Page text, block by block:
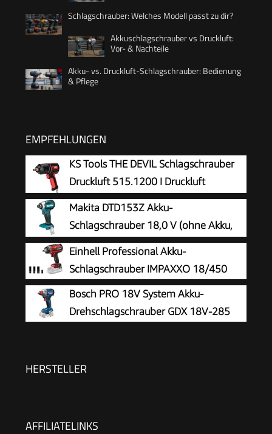
Schlagschrauber: Welches Modell passt zu dir?
Akkuschlagschrauber vs Druckluft:
Vor- & Nachteile
Akku- vs. Druckluft-Schlagschrauber: Bedienung
& Pflege
EMPFEHLUNGEN
KS Tools THE DEVIL Schlagschrauber
Druckluft 515.1200 I Druckluft
Schlagschrauber mit praktischem
Umschalthebel L/R I Hochleistungs-Doppel-
Hammer-Schlagwerk
Makita DTD153Z Akku-
Schlagschrauber 18,0 V (ohne Akku,
ohne Ladegerät)
Einhell Professional Akku-
Schlagschrauber IMPAXXO 18/450
Bosch PRO 18V System Akku-
Drehschlagschrauber GDX 18V-285
HERSTELLER
AFFILIATELINKS